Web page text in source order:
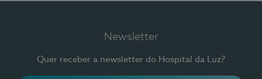
Newsletter
Quer receber a newsletter do Hospital da Luz?